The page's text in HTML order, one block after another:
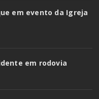
em evento da Igreja
em rodovia